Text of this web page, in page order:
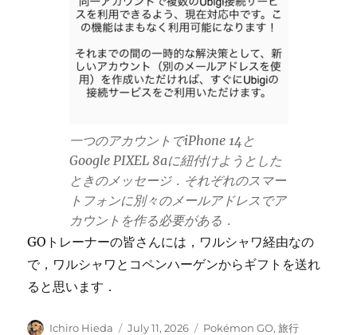
一つのアカウントでiPhone 14と
Google PIXEL 8aに紐付けようとした
ときのメッセージ．それぞれのスマー
トフォンに別々のメールアドレスでア
カウントを作る必要がある．
GOトレーナーの皆さんには，ワルシャワ経由なの
で，ワルシャワとコペンハーゲンからギフトを送れ
ると思います．
Author
Ichiro Hieda
Posted
July 11, 2026 Categories
Pokémon GO,旅行